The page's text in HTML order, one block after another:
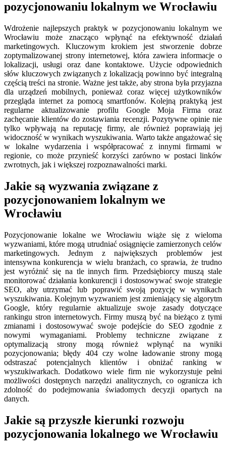
pozycjonowaniu lokalnym we Wrocławiu
Wdrożenie najlepszych praktyk w pozycjonowaniu lokalnym we
Wrocławiu może znacząco wpłynąć na efektywność działań
marketingowych. Kluczowym krokiem jest stworzenie dobrze
zoptymalizowanej strony internetowej, która zawiera informacje o
lokalizacji, usługi oraz dane kontaktowe. Użycie odpowiednich
słów kluczowych związanych z lokalizacją powinno być integralną
częścią treści na stronie. Ważne jest także, aby strona była przyjazna
dla urządzeń mobilnych, ponieważ coraz więcej użytkowników
przegląda internet za pomocą smartfonów. Kolejną praktyką jest
regularne aktualizowanie profilu Google Moja Firma oraz
zachęcanie klientów do zostawiania recenzji. Pozytywne opinie nie
tylko wpływają na reputację firmy, ale również poprawiają jej
widoczność w wynikach wyszukiwania. Warto także angażować się
w lokalne wydarzenia i współpracować z innymi firmami w
regionie, co może przynieść korzyści zarówno w postaci linków
zwrotnych, jak i większej rozpoznawalności marki.
Jakie są wyzwania związane z
pozycjonowaniem lokalnym we
Wrocławiu
Pozycjonowanie lokalne we Wrocławiu wiąże się z wieloma
wyzwaniami, które mogą utrudniać osiągnięcie zamierzonych celów
marketingowych. Jednym z największych problemów jest
intensywna konkurencja w wielu branżach, co sprawia, że trudno
jest wyróżnić się na tle innych firm. Przedsiębiorcy muszą stale
monitorować działania konkurencji i dostosowywać swoje strategie
SEO, aby utrzymać lub poprawić swoją pozycję w wynikach
wyszukiwania. Kolejnym wyzwaniem jest zmieniający się algorytm
Google, który regularnie aktualizuje swoje zasady dotyczące
rankingu stron internetowych. Firmy muszą być na bieżąco z tymi
zmianami i dostosowywać swoje podejście do SEO zgodnie z
nowymi wymaganiami. Problemy techniczne związane z
optymalizacją strony mogą również wpłynąć na wyniki
pozycjonowania; błędy 404 czy wolne ładowanie strony mogą
odstraszać potencjalnych klientów i obniżać ranking w
wyszukiwarkach. Dodatkowo wiele firm nie wykorzystuje pełni
możliwości dostępnych narzędzi analitycznych, co ogranicza ich
zdolność do podejmowania świadomych decyzji opartych na
danych.
Jakie są przyszłe kierunki rozwoju
pozycjonowania lokalnego we Wrocławiu